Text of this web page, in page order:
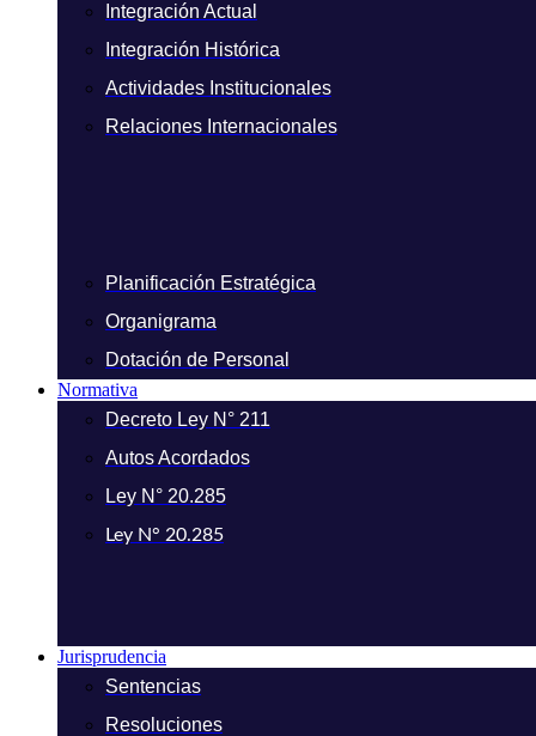
Integración Actual
Integración Histórica
Actividades Institucionales
Relaciones Internacionales
Planificación Estratégica
Organigrama
Dotación de Personal
Normativa
Decreto Ley N° 211
Autos Acordados
Ley N° 20.285
Ley N° 20.285
Jurisprudencia
Sentencias
Resoluciones